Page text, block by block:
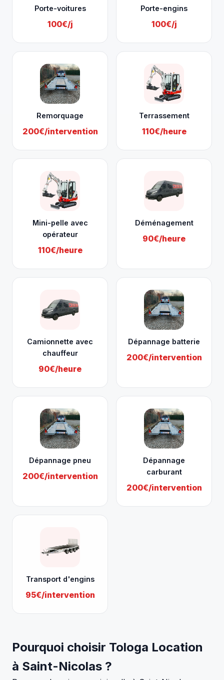
Porte-voitures
100€/j
Porte-engins
100€/j
Remorquage
200€/intervention
Terrassement
110€/heure
Mini-pelle avec
opérateur
110€/heure
Déménagement
90€/heure
Camionnette avec
chauffeur
90€/heure
Dépannage batterie
200€/intervention
Dépannage pneu
200€/intervention
Dépannage
carburant
200€/intervention
Transport d'engins
95€/intervention
Pourquoi choisir Tologa Location
à Saint-Nicolas ?